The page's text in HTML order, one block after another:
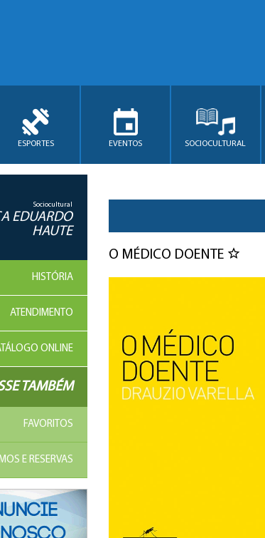
ESPORTES EVENTOS SOCIOCULTURAL
Sociocultural
EDUARDO
HAUTE
HISTÓRIA
ATENDIMENTO
ONLINE
TAMBÉM
FAVORITOS
E RESERVAS
O MÉDICO DOENTE